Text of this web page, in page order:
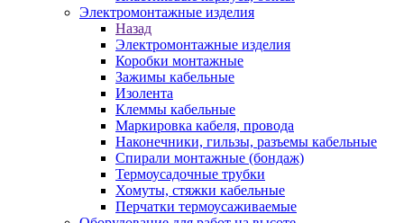
Электромонтажные изделия
Назад
Электромонтажные изделия
Коробки монтажные
Зажимы кабельные
Изолента
Клеммы кабельные
Маркировка кабеля, провода
Наконечники, гильзы, разъемы кабельные
Спирали монтажные (бондаж)
Термоусадочные трубки
Хомуты, стяжки кабельные
Перчатки термоусаживаемые